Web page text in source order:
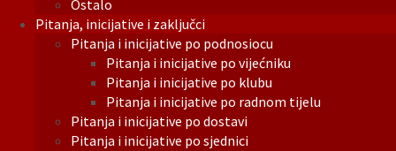
Ostalo
Pitanja, inicijative i zaključci
Pitanja i inicijative po podnosiocu
Pitanja i inicijative po vijećniku
Pitanja i inicijative po klubu
Pitanja i inicijative po radnom tijelu
Pitanja i inicijative po dostavi
Pitanja i inicijative po sjednici